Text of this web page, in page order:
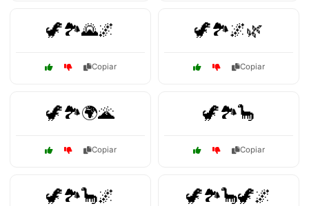
🦖🏞️🌄🌌
Copiar
🦖🏞️🌌🌿
Copiar
🦖🏞️🌍🌋
Copiar
🦖🏞️🦕
Copiar
🦖🏞️🦕🌌 🦖🏞️🦕🦖🌌